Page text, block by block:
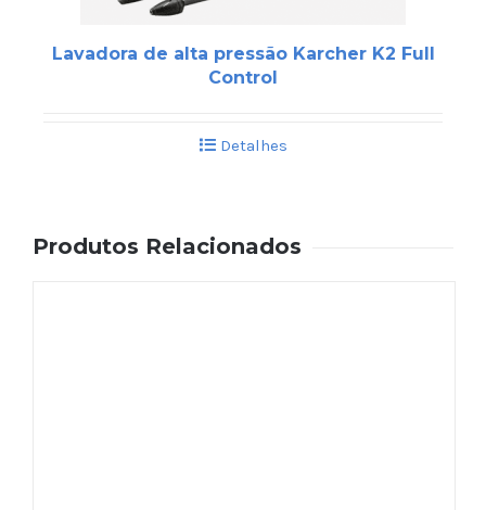
Lavadora de alta pressão Karcher K2 Full
Control
Detalhes
Produtos Relacionados